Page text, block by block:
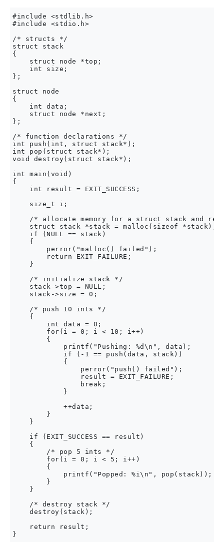
#include <stdlib.h>
#include <stdio.h>
/* structs */
struct stack
{
    struct node *top;
    int size;
};
struct node
{
    int data;
    struct node *next;
};
/* function declarations */
int push(int, struct stack*);
int pop(struct stack*);
void destroy(struct stack*);
int main(void)
{
    int result = EXIT_SUCCESS;
    size_t i;
/* allocate memory for a struct stack and
    struct stack *stack = malloc(sizeof *stack);
    if (NULL == stack)
    {
        perror("malloc() failed");
        return EXIT_FAILURE;
    }
    /* initialize stack */
    stack->top = NULL;
    stack->size = 0;
    /* push 10 ints */
    {
        int data = 0;
        for(i = 0; i < 10; i++)
        {
            printf("Pushing: %d\n", data);
            if (-1 == push(data, stack))
            {
                perror("push() failed");
                result = EXIT_FAILURE;
                break;
            }
            ++data;
        }
    }
    if (EXIT_SUCCESS == result)
    {
        /* pop 5 ints */
        for(i = 0; i < 5; i++)
        {
            printf("Popped: %i\n", pop(stack));
        }
    }
    /* destroy stack */
    destroy(stack);
    return result;
}